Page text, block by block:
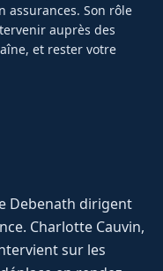
assurances. Son rôle
auprès des
et rester votre
Debenath dirigent
Charlotte Cauvin,
sur les